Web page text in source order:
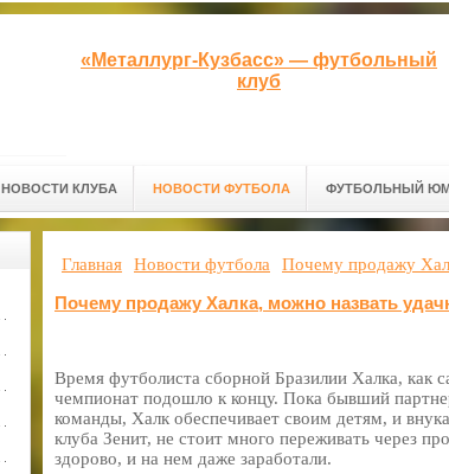
«Металлург-Кузбасс» — футбольный
клуб
НОВОСТИ КЛУБА НОВОСТИ ФУТБОЛА ФУТБОЛЬНЫЙ
Главная Новости футбола Почему продажу
Почему продажу Халка, можно назвать
Время футболиста сборной Бразилии Халка, как
чемпионат подошло к концу. Пока бывший
команды, Халк обеспечивает своим детям, и
клуба Зенит, не стоит много переживать через
здорово, и на нем даже заработали.